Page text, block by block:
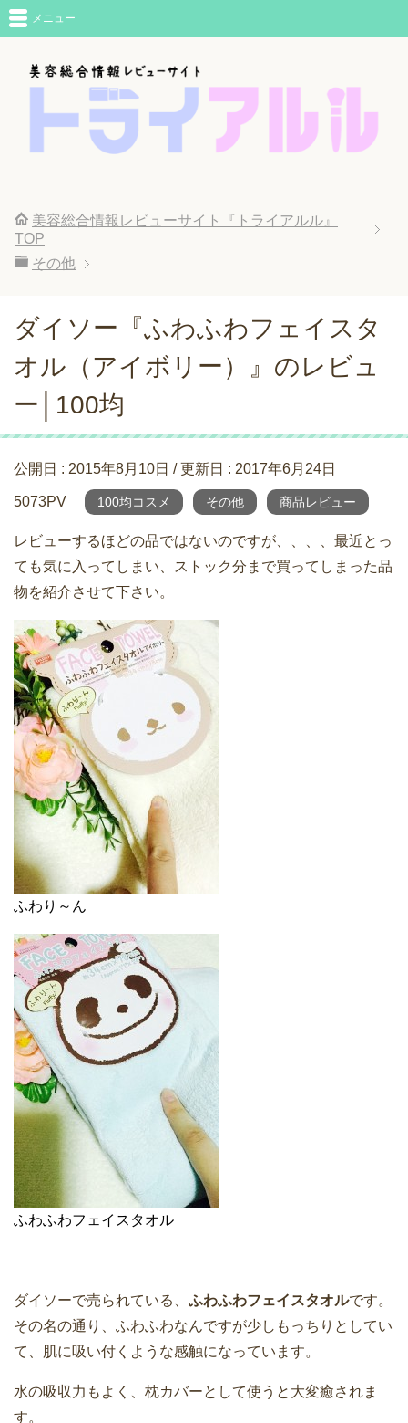
メニュー
美容総合情報レビューサイト『トライアルル』
TOP
その他
ダイソー『ふわふわフェイスタ
オル（アイボリー）』のレビュ
ー│100均
公開日 : 2015年8月10日 / 更新日 : 2017年6月24日
5073PV 100均コスメ その他 商品レビュー
レビューするほどの品ではないのですが、、、、最近とっ
ても気に入ってしまい、ストック分まで買ってしまった品
物を紹介させて下さい。
ふわり～ん
ふわふわフェイスタオル
ダイソーで売られている、 ふわふわフェイスタオルです。
その名の通り、ふわふわなんですが少しもっちりとしてい
て、肌に吸い付くような感触になっています。
水の吸収力もよく、枕カバーとして使うと大変癒されま
す。